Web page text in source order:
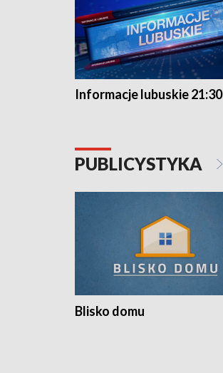
Informacje lubuskie 21:30
PUBLICYSTYKA
Blisko domu